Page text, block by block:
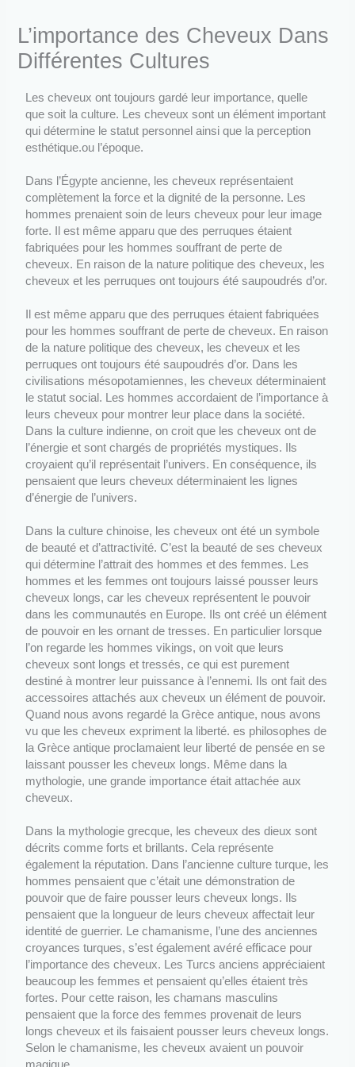
L’importance des Cheveux Dans
Différentes Cultures
Les cheveux ont toujours gardé leur importance, quelle
que soit la culture. Les cheveux sont un élément important
qui détermine le statut personnel ainsi que la perception
esthétique.ou l’époque.
Dans l’Égypte ancienne, les cheveux représentaient
complètement la force et la dignité de la personne. Les
hommes prenaient soin de leurs cheveux pour leur image
forte. Il est même apparu que des perruques étaient
fabriquées pour les hommes souffrant de perte de
cheveux. En raison de la nature politique des cheveux, les
cheveux et les perruques ont toujours été saupoudrés d’or.
Il est même apparu que des perruques étaient fabriquées
pour les hommes souffrant de perte de cheveux. En raison
de la nature politique des cheveux, les cheveux et les
perruques ont toujours été saupoudrés d’or. Dans les
civilisations mésopotamiennes, les cheveux déterminaient
le statut social. Les hommes accordaient de l’importance à
leurs cheveux pour montrer leur place dans la société.
Dans la culture indienne, on croit que les cheveux ont de
l’énergie et sont chargés de propriétés mystiques. Ils
croyaient qu’il représentait l’univers. En conséquence, ils
pensaient que leurs cheveux déterminaient les lignes
d’énergie de l’univers.
Dans la culture chinoise, les cheveux ont été un symbole
de beauté et d’attractivité. C’est la beauté de ses cheveux
qui détermine l’attrait des hommes et des femmes. Les
hommes et les femmes ont toujours laissé pousser leurs
cheveux longs, car les cheveux représentent le pouvoir
dans les communautés en Europe. Ils ont créé un élément
de pouvoir en les ornant de tresses. En particulier lorsque
l’on regarde les hommes vikings, on voit que leurs
cheveux sont longs et tressés, ce qui est purement
destiné à montrer leur puissance à l’ennemi. Ils ont fait des
accessoires attachés aux cheveux un élément de pouvoir.
Quand nous avons regardé la Grèce antique, nous avons
vu que les cheveux expriment la liberté. es philosophes de
la Grèce antique proclamaient leur liberté de pensée en se
laissant pousser les cheveux longs. Même dans la
mythologie, une grande importance était attachée aux
cheveux.
Dans la mythologie grecque, les cheveux des dieux sont
décrits comme forts et brillants. Cela représente
également la réputation. Dans l’ancienne culture turque, les
hommes pensaient que c’était une démonstration de
pouvoir que de faire pousser leurs cheveux longs. Ils
pensaient que la longueur de leurs cheveux affectait leur
identité de guerrier. Le chamanisme, l’une des anciennes
croyances turques, s’est également avéré efficace pour
l’importance des cheveux. Les Turcs anciens appréciaient
beaucoup les femmes et pensaient qu’elles étaient très
fortes. Pour cette raison, les chamans masculins
pensaient que la force des femmes provenait de leurs
longs cheveux et ils faisaient pousser leurs cheveux longs.
Selon le chamanisme, les cheveux avaient un pouvoir